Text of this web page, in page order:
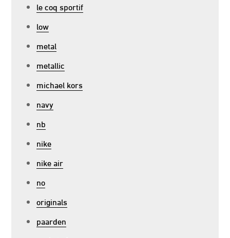
le coq sportif
low
metal
metallic
michael kors
navy
nb
nike
nike air
no
originals
paarden